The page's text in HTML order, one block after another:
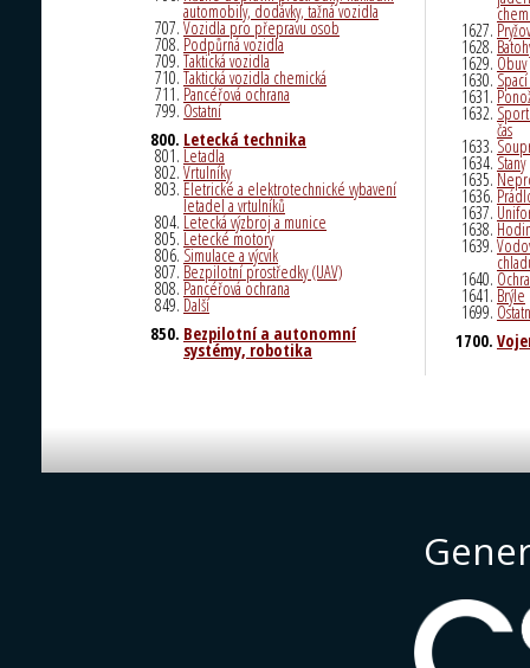
automobily, dodávky, tažná vozidla
Vozidla pro přepravu osob
Podpůrná vozidla
Taktická vozidla
Taktická vozidla chemická
Pancéřová ochrana
Ostatní
Letecká technika
Letadla
Vrtulníky
Eletrické a elektrotechnické vybavení
letadel a vrtulníků
Letecká výzbroj a munice
Letecké motory
Simulace a výcvik
Bezpilotní prostředky (UAV)
Pancéřová ochrana
Další
Bezpilotní a autonomní
systémy, robotika
Obuv
čas
Stany
Brýle